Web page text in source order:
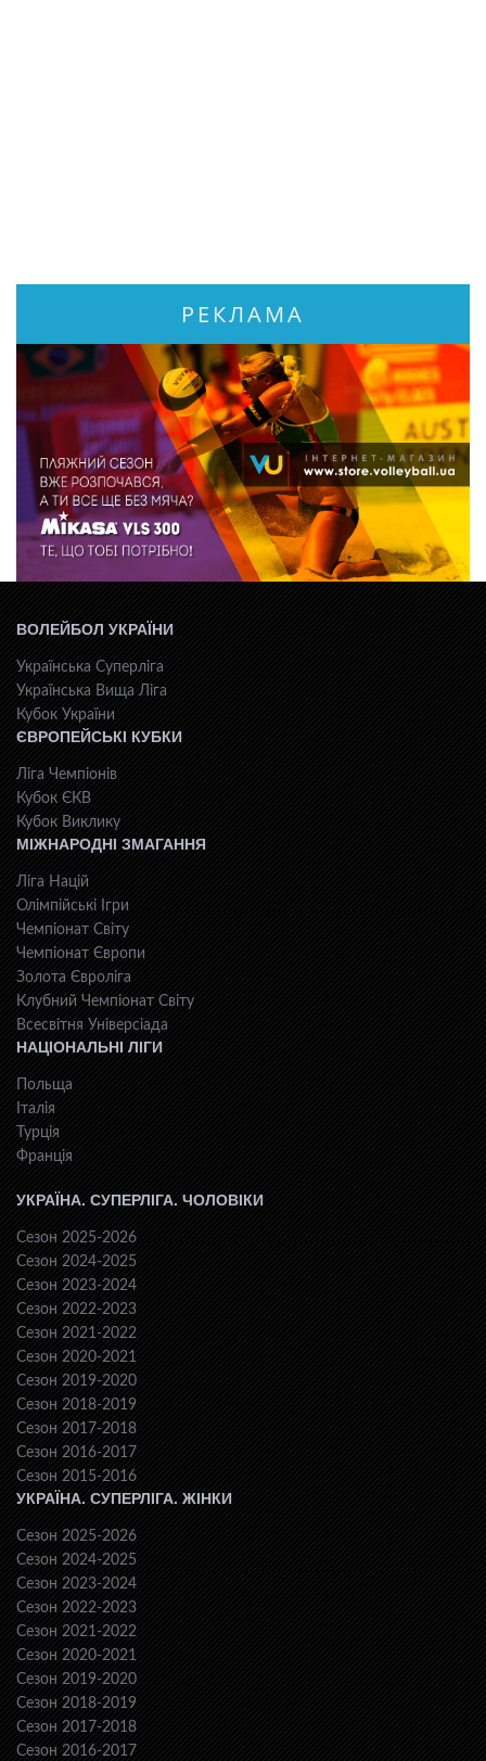
РЕКЛАМА
ВОЛЕЙБОЛ УКРАЇНИ
Українська Суперліга
Українська Вища Ліга
Кубок України
ЄВРОПЕЙСЬКІ КУБКИ
Ліга Чемпіонів
Кубок ЄКВ
Кубок Виклику
МІЖНАРОДНІ ЗМАГАННЯ
Ліга Націй
Олімпійські Ігри
Чемпіонат Світу
Чемпіонат Європи
Золота Євроліга
Клубний Чемпіонат Світу
Всесвiтня Унiверсiaда
НАЦІОНАЛЬНІ ЛІГИ
Польща
Італія
Турція
Франція
УКРАЇНА. СУПЕРЛІГА. ЧОЛОВІКИ
Сезон 2025-2026
Сезон 2024-2025
Сезон 2023-2024
Сезон 2022-2023
Сезон 2021-2022
Сезон 2020-2021
Сезон 2019-2020
Сезон 2018-2019
Сезон 2017-2018
Сезон 2016-2017
Сезон 2015-2016
УКРАЇНА. СУПЕРЛІГА. ЖІНКИ
Сезон 2025-2026
Сезон 2024-2025
Сезон 2023-2024
Сезон 2022-2023
Сезон 2021-2022
Сезон 2020-2021
Сезон 2019-2020
Сезон 2018-2019
Сезон 2017-2018
Сезон 2016-2017